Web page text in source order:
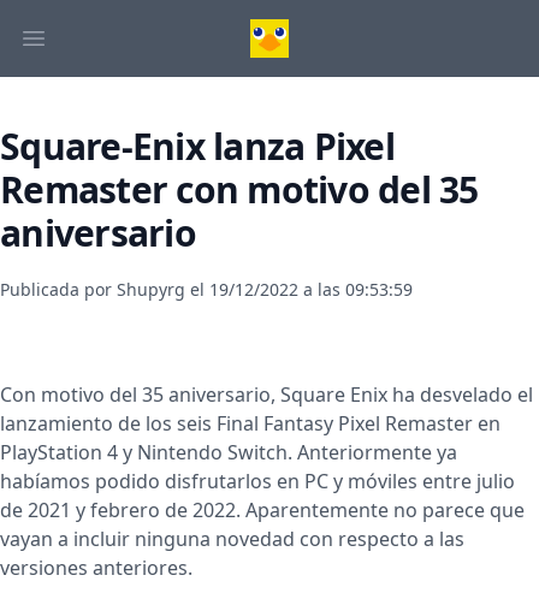
Square-Enix lanza Pixel
Remaster con motivo del 35
aniversario
Publicada por Shupyrg el 19/12/2022 a las 09:53:59
Con motivo del 35 aniversario, Square Enix ha desvelado el
lanzamiento de los seis Final Fantasy Pixel Remaster en
PlayStation 4 y Nintendo Switch. Anteriormente ya
habíamos podido disfrutarlos en PC y móviles entre julio
de 2021 y febrero de 2022. Aparentemente no parece que
vayan a incluir ninguna novedad con respecto a las
versiones anteriores.